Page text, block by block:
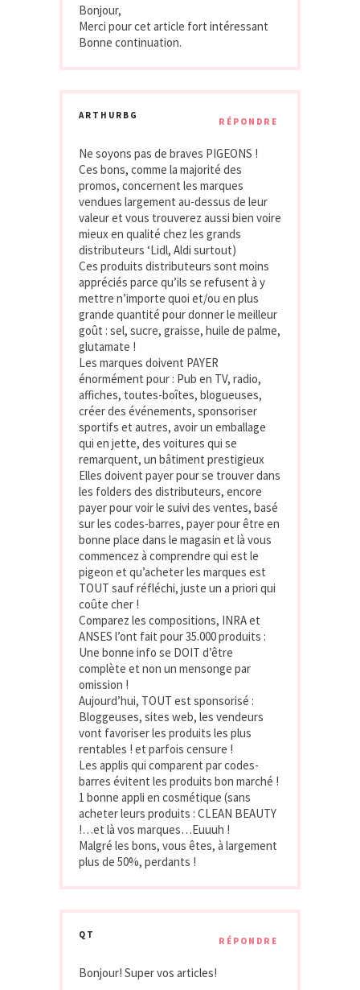
Bonjour,
Merci pour cet article fort intéressant
Bonne continuation.
ARTHURBG
RÉPONDRE
Ne soyons pas de braves PIGEONS !
Ces bons, comme la majorité des
promos, concernent les marques
vendues largement au-dessus de leur
valeur et vous trouverez aussi bien voire
mieux en qualité chez les grands
distributeurs ‘Lidl, Aldi surtout)
Ces produits distributeurs sont moins
appréciés parce qu’ils se refusent à y
mettre n’importe quoi et/ou en plus
grande quantité pour donner le meilleur
goût : sel, sucre, graisse, huile de palme,
glutamate !
Les marques doivent PAYER
énormément pour : Pub en TV, radio,
affiches, toutes-boîtes, blogueuses,
créer des événements, sponsoriser
sportifs et autres, avoir un emballage
qui en jette, des voitures qui se
remarquent, un bâtiment prestigieux
Elles doivent payer pour se trouver dans
les folders des distributeurs, encore
payer pour voir le suivi des ventes, basé
sur les codes-barres, payer pour être en
bonne place dans le magasin et là vous
commencez à comprendre qui est le
pigeon et qu’acheter les marques est
TOUT sauf réfléchi, juste un a priori qui
coûte cher !
Comparez les compositions, INRA et
ANSES l’ont fait pour 35.000 produits :
Une bonne info se DOIT d’être
complète et non un mensonge par
omission !
Aujourd’hui, TOUT est sponsorisé :
Bloggeuses, sites web, les vendeurs
vont favoriser les produits les plus
rentables ! et parfois censure !
Les applis qui comparent par codes-
barres évitent les produits bon marché !
1 bonne appli en cosmétique (sans
acheter leurs produits : CLEAN BEAUTY
!…et là vos marques…Euuuh !
Malgré les bons, vous êtes, à largement
plus de 50%, perdants !
QT
RÉPONDRE
Bonjour! Super vos articles!